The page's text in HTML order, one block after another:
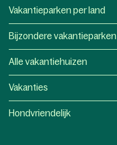
Vakantieparken per land
Bijzondere vakantieparken
Alle vakantiehuizen
Vakanties
Hondvriendelijk